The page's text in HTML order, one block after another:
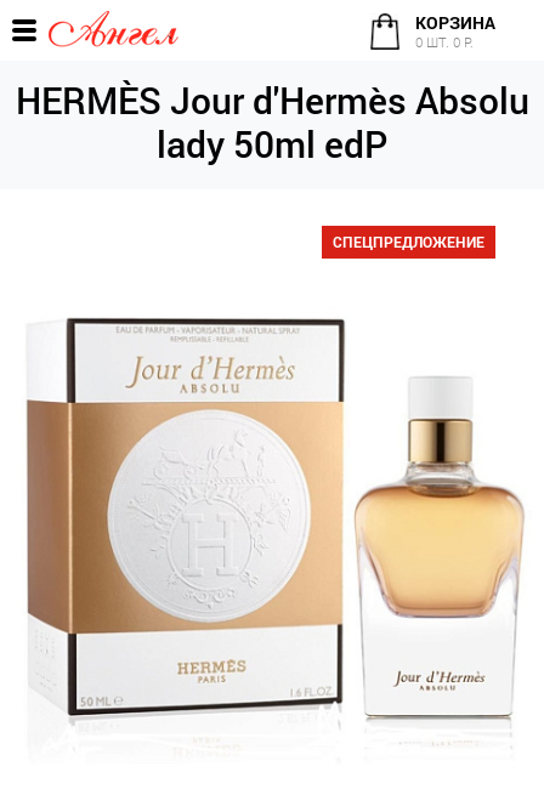
КОРЗИНА
0 ШТ. 0 Р.
HERMÈS Jour d'Hermès Absolu
lady 50ml edP
СПЕЦПРЕДЛОЖЕНИЕ